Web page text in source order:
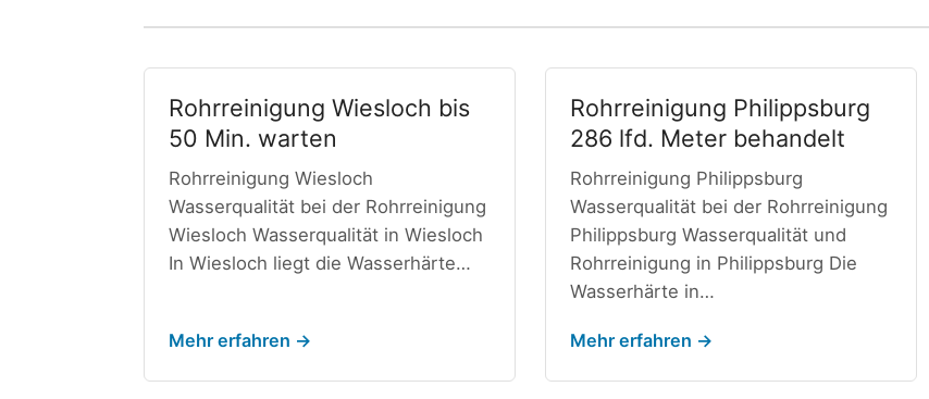
Rohrreinigung Wiesloch bis
50 Min. warten
Rohrreinigung Wiesloch
Wasserqualität bei der Rohrreinigung
Wiesloch Wasserqualität in Wiesloch
In Wiesloch liegt die Wasserhärte…
Mehr erfahren →
Rohrreinigung Philippsburg
286 lfd. Meter behandelt
Rohrreinigung Philippsburg
Wasserqualität bei der Rohrreinigung
Philippsburg Wasserqualität und
Rohrreinigung in Philippsburg Die
Wasserhärte in…
Mehr erfahren →